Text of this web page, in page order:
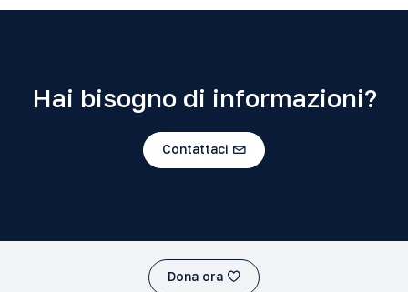
Hai bisogno di informazioni?
Contattaci
Dona ora